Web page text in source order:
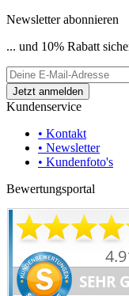
Newsletter abonnieren
... und 10% Rabatt
Kundenservice
• Kontakt
• Newsletter
• Kundenfoto's
Bewertungsportal